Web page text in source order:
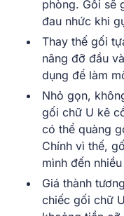
phòng. Gối sẽ
đau nhức khi
Thay thế gối
nâng đỡ đầu
dụng để làm
Nhỏ gọn,
gối chữ U kê
có thể quàng
Chính vì thế,
mình đến
Giá thành
chiếc gối chữ